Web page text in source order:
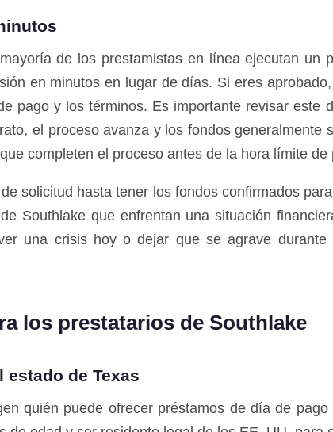
de los prestamistas en línea ejecutan un
en minutos en lugar de días. Si eres
pago y los términos. Es importante revisar
el proceso avanza y los fondos
completen el proceso antes de la hora límite
solicitud hasta tener los fondos confirmados
Southlake que enfrentan una situación
una crisis hoy o dejar que se agrave
los prestatarios de Southlake
de Texas
quién puede ofrecer préstamos de día de